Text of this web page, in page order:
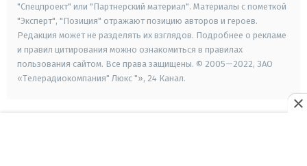
"Спецпроект" или "Партнерский материал". Материалы с пометкой
"Эксперт", "Позиция" отражают позицию авторов и героев.
Редакция может не разделять их взглядов. Подробнее о рекламе
и правил цитирования можно ознакомиться в правилах
пользования сайтом. Все права защищены. © 2005—2022, ЗАО
«Телерадиокомпания" Люкс "», 24 Канал.